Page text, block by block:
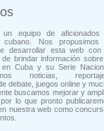
un equipo de aficionados
cubano. Nos propusimos
desarrollar esta web con
de brindar información
en Cuba y su Serie
noticias,
debate, juegos online y
buscamos mejorar y
lo que pronto
nuestra web como